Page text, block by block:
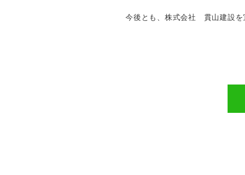
今後とも、株式会社 貫山建設を